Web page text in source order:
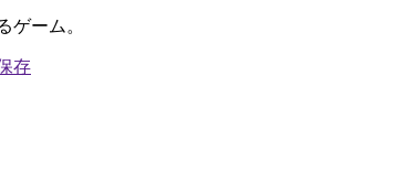
ゲーム。